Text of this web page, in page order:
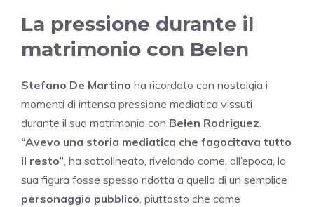
La pressione durante il
matrimonio con Belen
Stefano De Martino ha ricordato con nostalgia i
momenti di intensa pressione mediatica vissuti
durante il suo matrimonio con Belen Rodriguez.
“Avevo una storia mediatica che fagocitava tutto
il resto”, ha sottolineato, rivelando come, all’epoca, la
sua figura fosse spesso ridotta a quella di un semplice
personaggio pubblico, piuttosto che come